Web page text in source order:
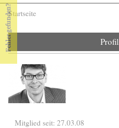
Sie sind hier
Startseite
Profil
Mitglied seit: 27.03.08